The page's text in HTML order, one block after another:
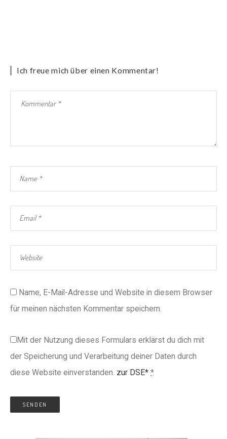
Ich freue mich über einen Kommentar!
Name, E-Mail-Adresse und Website in diesem Browser
für meinen nächsten Kommentar speichern.
Mit der Nutzung dieses Formulars erklärst du dich mit
der Speicherung und Verarbeitung deiner Daten durch
diese Website einverstanden. zur DSE* *